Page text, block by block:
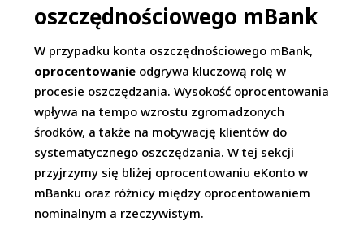
oszczędnościowego mBank
W przypadku konta oszczędnościowego mBank,
oprocentowanie odgrywa kluczową rolę w
procesie oszczędzania. Wysokość oprocentowania
wpływa na tempo wzrostu zgromadzonych
środków, a także na motywację klientów do
systematycznego oszczędzania. W tej sekcji
przyjrzymy się bliżej oprocentowaniu eKonto w
mBanku oraz różnicy między oprocentowaniem
nominalnym a rzeczywistym.